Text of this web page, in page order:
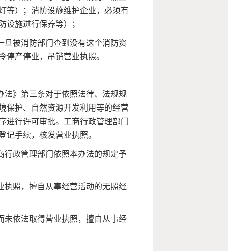
等）；消防设施维护企业，必须有
设施进行保养等）；
旦被消防部门查到没有这个消防资
产停业，吊销营业执照。
法》第三条对于依照法律、法规规
保护、自然资源开发利用等的经营
行许可审批。工商行政管理部门
记手续，核发营业执照。
行政管理部门依照本办法的规定予
执照，擅自从事经营活动的无照经
未依法取得营业执照，擅自从事经